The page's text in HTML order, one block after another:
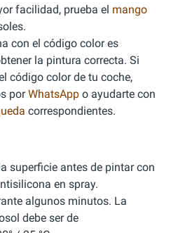
facilidad, prueba el mango
con el código color es
la pintura correcta. Si
código color de tu coche,
porWhatsApp o ayudarte con
correspondientes.
superficie antes de pintar con
en spray.
algunos minutos. La
debe ser de